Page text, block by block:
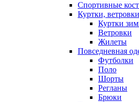
Спортивные
Куртки, ветровки
Куртки
Ветровки
Жилеты
Повседневная
Футболки
Поло
Шорты
Регланы
Брюки